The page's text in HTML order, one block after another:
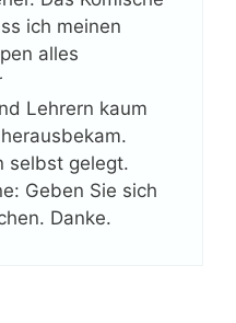
ich meinen
alles
Lehrern kaum
selbst gelegt.
Geben Sie sich
Danke.